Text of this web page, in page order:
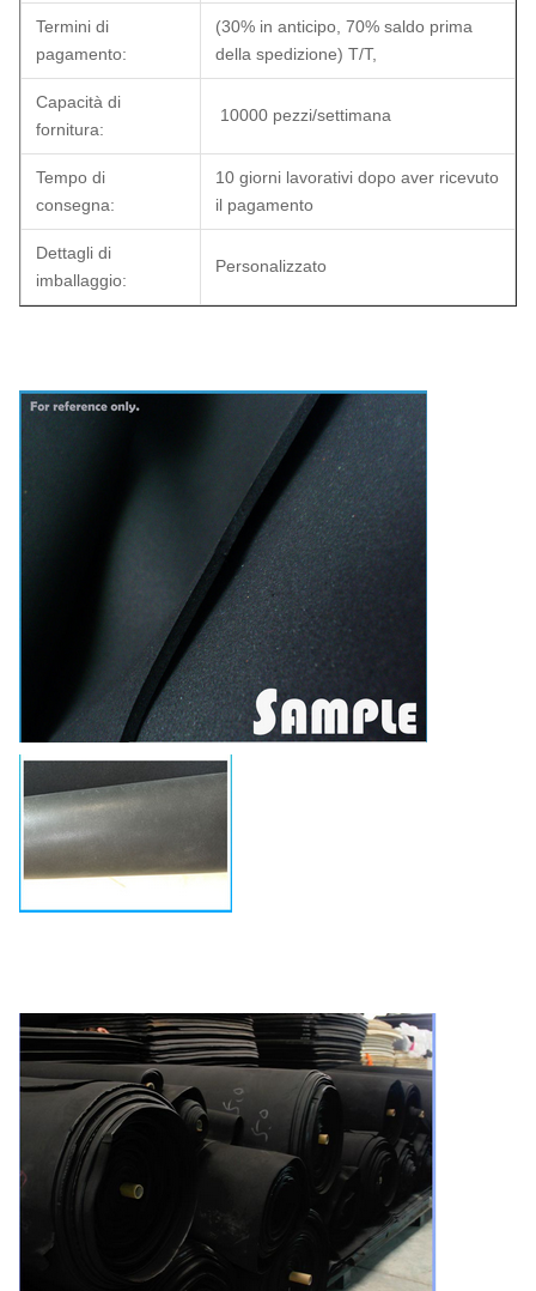
Ecologico, atossico, durevole, impermeabile,
Stampa
Stampa a trasferimento termico e stampa a
Termini di
pagamento:
(30% in anticipo, 70% saldo prima
della spedizione) T/T,
Capacità di
fornitura:
10000 pezzi/settimana
Tempo di
consegna:
10 giorni lavorativi dopo aver ricevuto
il pagamento
Dettagli di
imballaggio:
Personalizzato